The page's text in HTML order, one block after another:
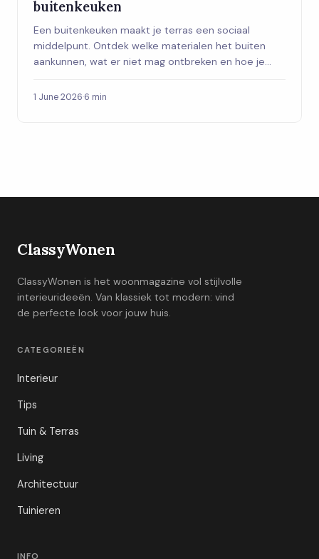
buitenkeuken
Een buitenkeuken maakt je terras een sociaal
middelpunt. Ontdek welke materialen het buiten
aankunnen, wat er niet mag ontbreken en hoe je
1 June 2026·6 min
ClassyWonen
ClassyWonen is het woonmagazine vol stijlvolle
interieurideeën. Van klassiek tot modern: vind
de perfecte look voor jouw huis.
CATEGORIEËN
Interieur
Tips
Tuin & Terras
Living
Architectuur
Tuinieren
INFO